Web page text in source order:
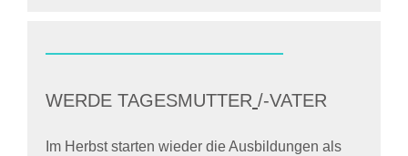
WERDE TAGESMUTTER /-VATER
Im Herbst starten wieder die Ausbildungen als